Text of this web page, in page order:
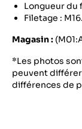
Longueur du
Filetage : M16.
Magasin :
*Les photos
peuvent
différences de